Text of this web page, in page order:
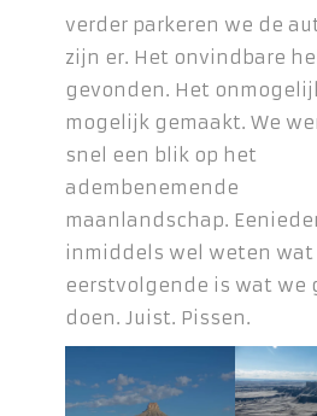
verder parkeren we de
zijn er. Het onvindbare
gevonden. Het
mogelijk gemaakt. We
snel een blik op het
adembenemende
maanlandschap.
inmiddels wel weten
eerstvolgende is wat we
doen. Juist. Pissen.